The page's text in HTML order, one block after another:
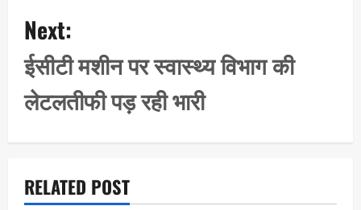
v
i
g
a
i
o
n
Next:
ईसीटी मशीन पर स्वास्थ्य विभाग की
लेटलतीफी पड़ रही भारी
RELATED POST